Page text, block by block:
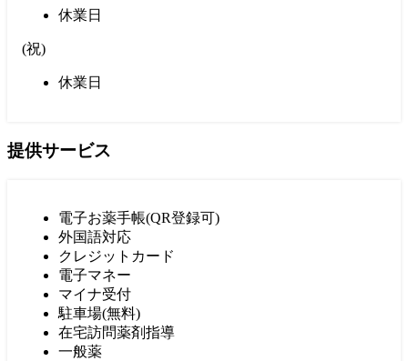
休業日
(祝)
休業日
提供サービス
電子お薬手帳(QR登録可)
外国語対応
クレジットカード
電子マネー
マイナ受付
駐車場(無料)
在宅訪問薬剤指導
一般薬